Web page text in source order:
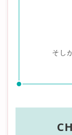
そし